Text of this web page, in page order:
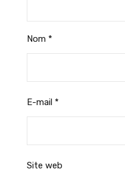
Nom *
E-mail *
Site web